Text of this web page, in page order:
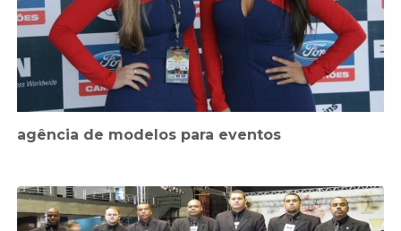
agência de modelos para eventos